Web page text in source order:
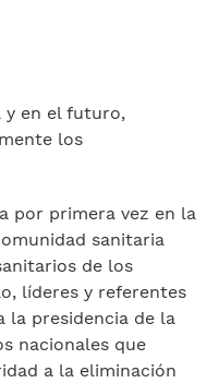
y en el futuro,
los
por primera vez en la
sanitaria
de los
líderes y referentes
la presidencia de la
nacionales que
a la eliminación